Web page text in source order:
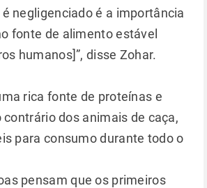
negligenciado é a importância
fonte de alimento estável
humanos]”, disse Zohar.
rica fonte de proteínas e
dos animais de caça,
para consumo durante todo o
pensam que os primeiros